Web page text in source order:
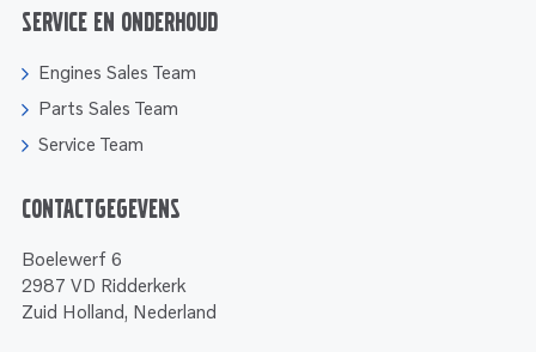
Service en onderhoud
Engines Sales Team
Parts Sales Team
Service Team
Contactgegevens
Boelewerf 6
2987 VD Ridderkerk
Zuid Holland, Nederland